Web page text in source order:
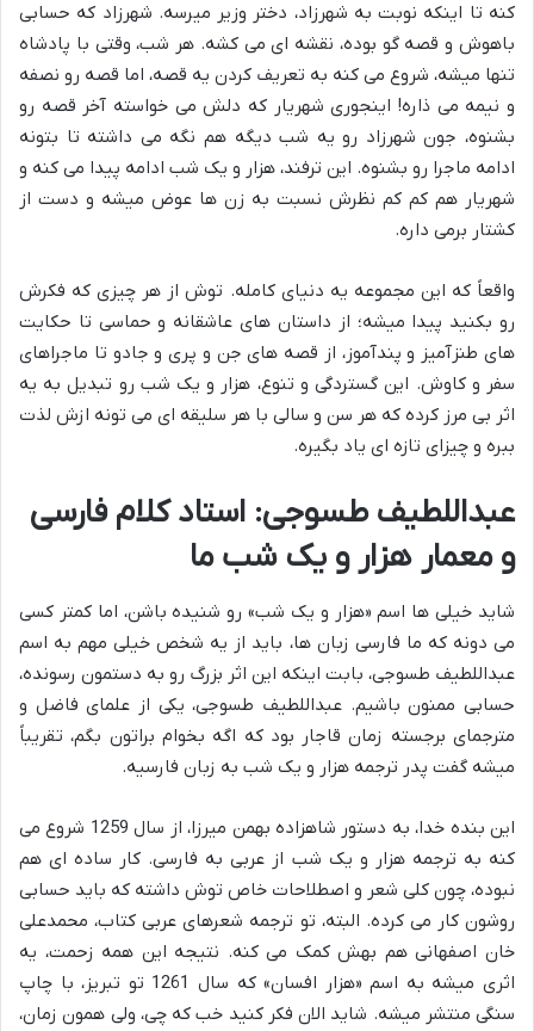
کنه تا اینکه نوبت به شهرزاد، دختر وزیر میرسه. شهرزاد که حسابی
باهوش و قصه گو بوده، نقشه ای می کشه. هر شب، وقتی با پادشاه
تنها میشه، شروع می کنه به تعریف کردن یه قصه، اما قصه رو نصفه
و نیمه می ذاره! اینجوری شهریار که دلش می خواسته آخر قصه رو
بشنوه، جون شهرزاد رو یه شب دیگه هم نگه می داشته تا بتونه
ادامه ماجرا رو بشنوه. این ترفند، هزار و یک شب ادامه پیدا می کنه و
شهریار هم کم کم نظرش نسبت به زن ها عوض میشه و دست از
کشتار برمی داره.
واقعاً که این مجموعه یه دنیای کامله. توش از هر چیزی که فکرش
رو بکنید پیدا میشه؛ از داستان های عاشقانه و حماسی تا حکایت
های طنزآمیز و پندآموز، از قصه های جن و پری و جادو تا ماجراهای
سفر و کاوش. این گستردگی و تنوع، هزار و یک شب رو تبدیل به یه
اثر بی مرز کرده که هر سن و سالی با هر سلیقه ای می تونه ازش لذت
ببره و چیزای تازه ای یاد بگیره.
عبداللطیف طسوجی: استاد کلام فارسی
و معمار هزار و یک شب ما
شاید خیلی ها اسم «هزار و یک شب» رو شنیده باشن، اما کمتر کسی
می دونه که ما فارسی زبان ها، باید از یه شخص خیلی مهم به اسم
عبداللطیف طسوجی، بابت اینکه این اثر بزرگ رو به دستمون رسونده،
حسابی ممنون باشیم. عبداللطیف طسوجی، یکی از علمای فاضل و
مترجمای برجسته زمان قاجار بود که اگه بخوام براتون بگم، تقریباً
میشه گفت پدر ترجمه هزار و یک شب به زبان فارسیه.
این بنده خدا، به دستور شاهزاده بهمن میرزا، از سال 1259 شروع می
کنه به ترجمه هزار و یک شب از عربی به فارسی. کار ساده ای هم
نبوده، چون کلی شعر و اصطلاحات خاص توش داشته که باید حسابی
روشون کار می کرده. البته، تو ترجمه شعرهای عربی کتاب، محمدعلی
خان اصفهانی هم بهش کمک می کنه. نتیجه این همه زحمت، یه
اثری میشه به اسم «هزار افسان» که سال 1261 تو تبریز، با چاپ
سنگی منتشر میشه. شاید الان فکر کنید خب که چی، ولی همون زمان،